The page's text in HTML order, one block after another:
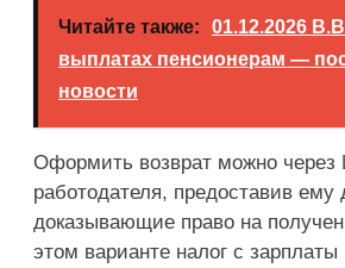
Читайте также:
01.12.2026
выплатах пенсионерам —
новости
Оформить возврат можно
работодателя, предоставив ему
доказывающие право на
этом варианте налог с зарплаты